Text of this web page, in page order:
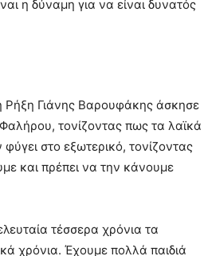
η δύναμη για να είναι δυνατός
Ρήξη Γιάνης Βαρουφάκης άσκησε
τονίζοντας πως τα λαϊκά
στο εξωτερικό, τονίζοντας
και πρέπει να την κάνουμε
τέσσερα χρόνια τα
χρόνια. Έχουμε πολλά παιδιά